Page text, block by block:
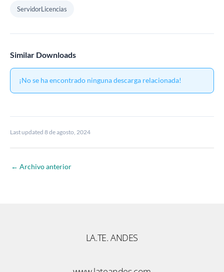
ServidorLicencias
Similar Downloads
¡No se ha encontrado ninguna descarga relacionada!
Last updated 8 de agosto, 2024
← Archivo anterior
LA.TE. ANDES